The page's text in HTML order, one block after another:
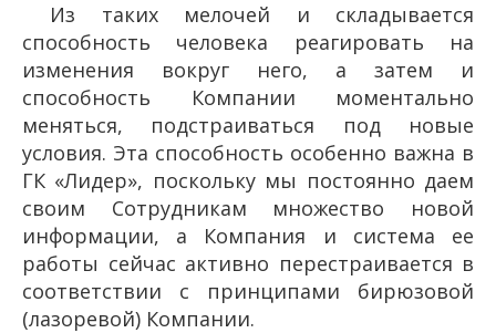
Из таких мелочей и складывается
способность человека реагировать на
изменения вокруг него, а затем и
способность Компании моментально
меняться, подстраиваться под новые
условия. Эта способность особенно важна в
ГК «Лидер», поскольку мы постоянно даем
своим Сотрудникам множество новой
информации, а Компания и система ее
работы сейчас активно перестраивается в
соответствии с принципами бирюзовой
(лазоревой) Компании.